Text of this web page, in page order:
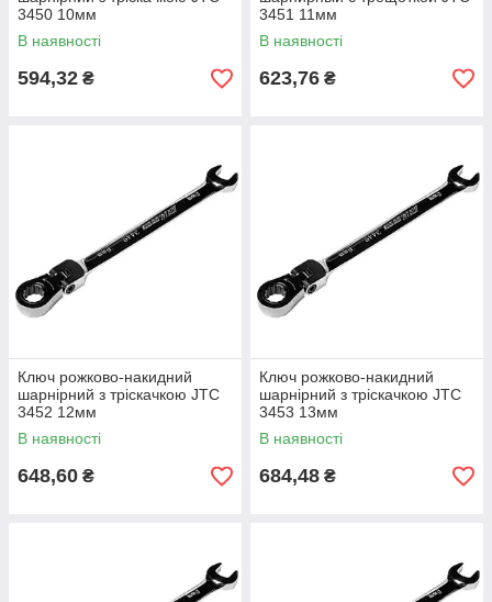
3450 10мм
В наявності
594,32 ₴
3451 11мм
В наявності
623,76 ₴
Ключ рожково-накидний
шарнірний з тріскачкою JTC
3452 12мм
В наявності
648,60 ₴
Ключ рожково-накидний
шарнірний з тріскачкою JTC
3453 13мм
В наявності
684,48 ₴